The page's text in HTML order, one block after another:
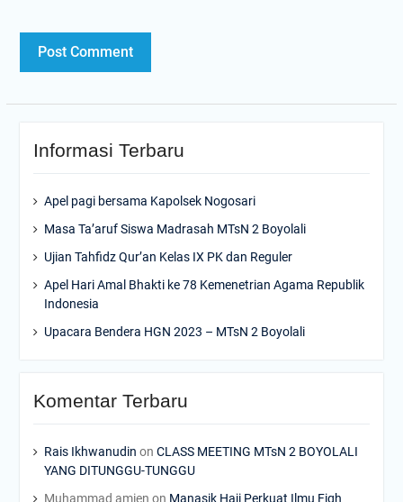
Informasi Terbaru
Apel pagi bersama Kapolsek Nogosari
Masa Ta’aruf Siswa Madrasah MTsN 2 Boyolali
Ujian Tahfidz Qur’an Kelas IX PK dan Reguler
Apel Hari Amal Bhakti ke 78 Kemenetrian Agama Republik
Indonesia
Upacara Bendera HGN 2023 – MTsN 2 Boyolali
Komentar Terbaru
Rais Ikhwanudin on CLASS MEETING MTsN 2 BOYOLALI
YANG DITUNGGU-TUNGGU
Muhammad amien on Manasik Haji Perkuat Ilmu Fiqh